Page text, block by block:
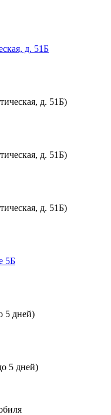
д. 51Б
д. 51Б)
д. 51Б)
д. 51Б)
5Б
5 дней)
5 дней)